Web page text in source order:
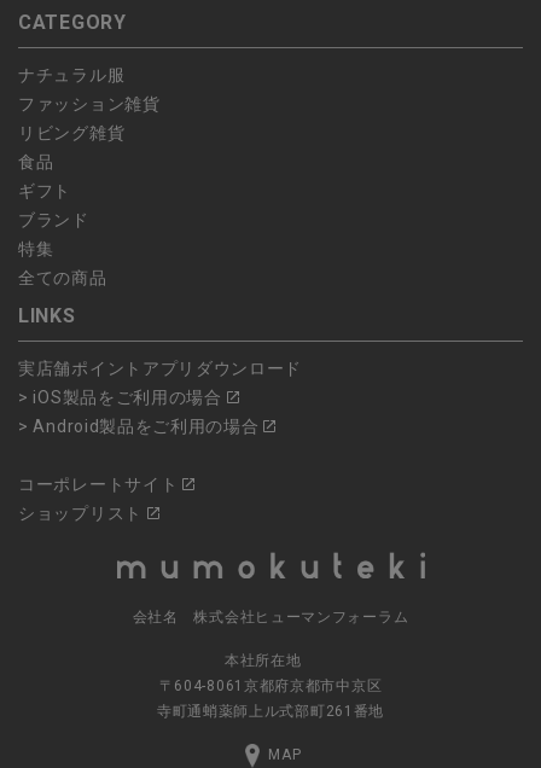
CATEGORY
ナチュラル服
ファッション雑貨
リビング雑貨
食品
ギフト
ブランド
特集
全ての商品
LINKS
実店舗ポイントアプリダウンロード
> iOS製品をご利用の場合
> Android製品をご利用の場合
コーポレートサイト
ショップリスト
会社名 株式会社ヒューマンフォーラム
本社所在地
〒604-8061京都府京都市中京区
寺町通蛸薬師上ル式部町261番地
MAP